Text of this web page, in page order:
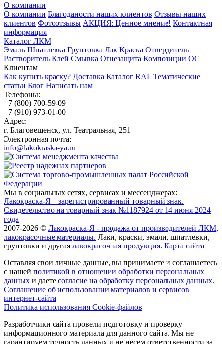
О компании
О компании Благоданости наших клиентов Отзывы наших
клиентов Фотоотзывы АКЦИЯ: Ценное мнение! Контактная
информация
Каталог ЛКМ
Эмаль Шпатлевка Грунтовка Лак Краска Отвердитель
Растворитель Клей Смывка Огнезащита Композиции ОС
Клиентам
Как купить краску? Доставка Каталог RAL Тематические
статьи Блог Написать нам
Телефоны:
+7 (800) 700-59-09
+7 (910) 973-01-00
Адрес:
г. Благовещенск, ул. Театральная, 251
Электронная почта:
info@lakokraska-ya.ru
Мы в социальных сетях, сервисах и мессенджерах:
Лакокраска-Я – зарегистрированный товарный знак.
Свидетельство на товарный знак №1187924 от 14 июня 2024
года
2007-2026 © Лакокраска-Я - продажа от производителей ЛКМ,
лакокрасочные материалы. Лаки, краски, эмали, шпатлевки,
грунтовки и другая лакокрасочная продукция. Карта сайта
Оставляя свои личные данные, вы принимаете и соглашаетесь
с нашей политикой в отношении обработки персональных
данных и даете cогласие на обработку персональных данных.
Соглашение об использовании материалов и сервисов
интернет-сайта
Политика использования Cookie-файлов
Разработчики сайта провели подготовку и проверку
информационного материала для данного сайта. Мы не
гарантируем точность данных и не несем ответственности за